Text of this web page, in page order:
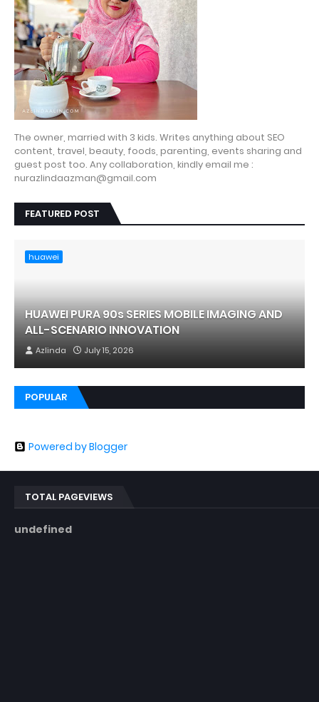
The owner, married with 3 kids. Writes anything about SEO
content, travel, beauty, foods, parenting, events sharing and
guest post too. Any collaboration, kindly email me :
nurazlindaazman@gmail.com
FEATURED POST
huawei
HUAWEI PURA 90s SERIES MOBILE IMAGING AND
ALL-SCENARIO INNOVATION
Azlinda July 15, 2026
POPULAR
Powered by Blogger
TOTAL PAGEVIEWS
undefined